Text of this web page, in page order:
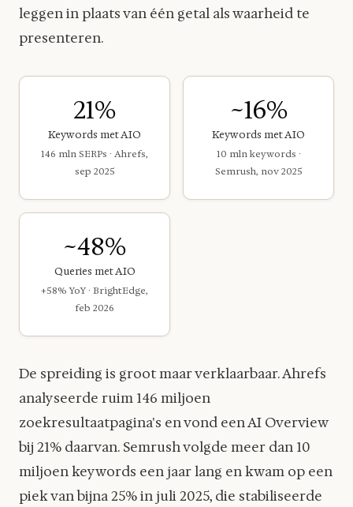
leggen in plaats van één getal als waarheid te
presenteren.
21%
Keywords met AIO
146 mln SERPs · Ahrefs,
sep 2025
~16%
Keywords met AIO
10 mln keywords ·
Semrush, nov 2025
~48%
Queries met AIO
+58% YoY · BrightEdge,
feb 2026
De spreiding is groot maar verklaarbaar. Ahrefs
analyseerde ruim 146 miljoen
zoekresultaatpagina's en vond een AI Overview
bij 21% daarvan. Semrush volgde meer dan 10
miljoen keywords een jaar lang en kwam op een
piek van bijna 25% in juli 2025, die stabiliseerde